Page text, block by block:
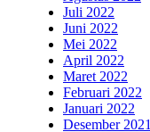
Juli 2022
Juni 2022
Mei 2022
April 2022
Maret 2022
Februari 2022
Januari 2022
Desember 2021